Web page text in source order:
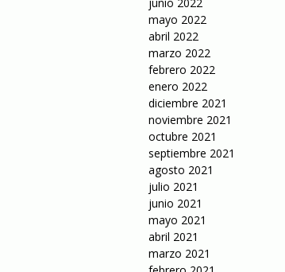
junio 2022
mayo 2022
abril 2022
marzo 2022
febrero 2022
enero 2022
diciembre 2021
noviembre 2021
octubre 2021
septiembre 2021
agosto 2021
julio 2021
junio 2021
mayo 2021
abril 2021
marzo 2021